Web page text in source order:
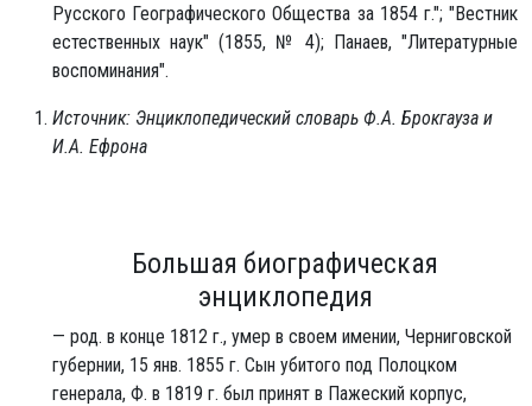
Русского Географического Общества за 1854 г."; "Вестник
естественных наук" (1855, № 4); Панаев, "Литературные
воспоминания".
Источник: Энциклопедический словарь Ф.А. Брокгауза и
И.А. Ефрона
Большая биографическая
энциклопедия
— род. в конце 1812 г., умер в своем имении, Черниговской
губернии, 15 янв. 1855 г. Сын убитого под Полоцком
генерала, Ф. в 1819 г. был принят в Пажеский корпус,